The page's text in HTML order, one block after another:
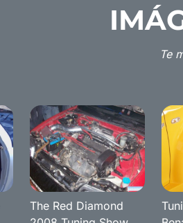
Te
The Red Diamond